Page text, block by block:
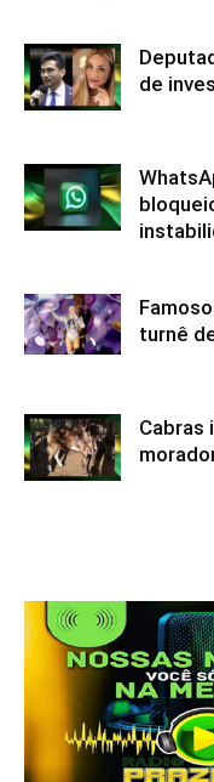
de
turnê
Cabras